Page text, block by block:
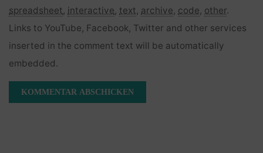
spreadsheet, interactive, text, archive, code, other.
Links to YouTube, Facebook, Twitter and other services
inserted in the comment text will be automatically
embedded.